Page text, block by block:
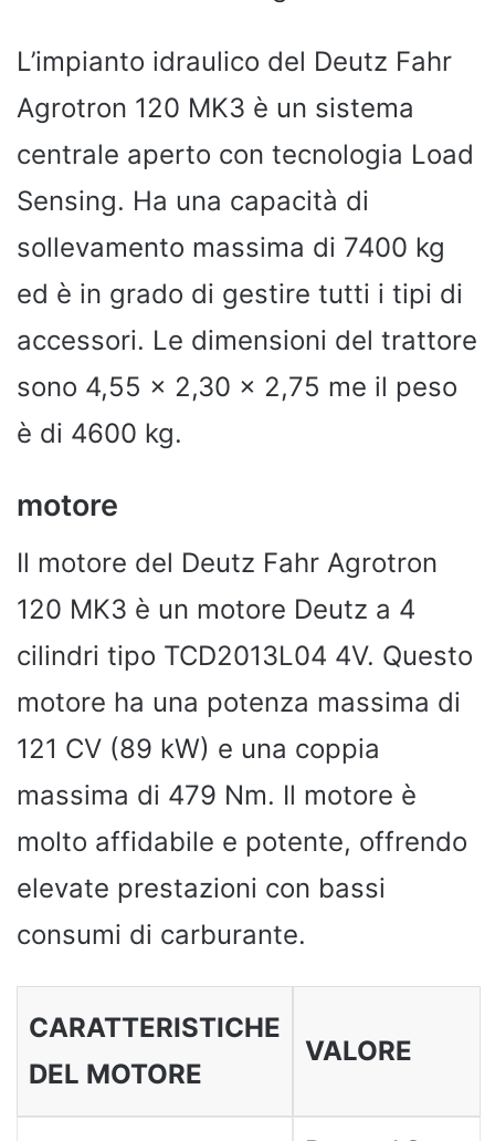
L’impianto idraulico del Deutz Fahr
Agrotron 120 MK3 è un sistema
centrale aperto con tecnologia Load
Sensing. Ha una capacità di
sollevamento massima di 7400 kg
ed è in grado di gestire tutti i tipi di
accessori. Le dimensioni del trattore
sono 4,55 x 2,30 x 2,75 me il peso
è di 4600 kg.
motore
Il motore del Deutz Fahr Agrotron
120 MK3 è un motore Deutz a 4
cilindri tipo TCD2013L04 4V. Questo
motore ha una potenza massima di
121 CV (89 kW) e una coppia
massima di 479 Nm. Il motore è
molto affidabile e potente, offrendo
elevate prestazioni con bassi
consumi di carburante.
CARATTERISTICHE
DEL MOTORE
VALORE